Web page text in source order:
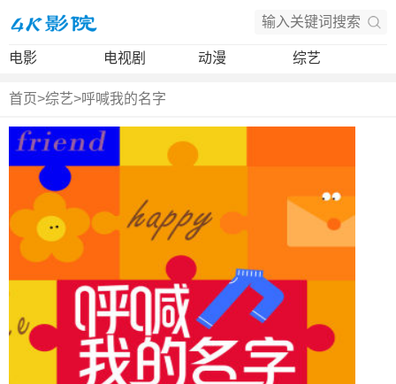
电影 电视剧 动漫 综艺
首页>综艺>呼喊我的名字